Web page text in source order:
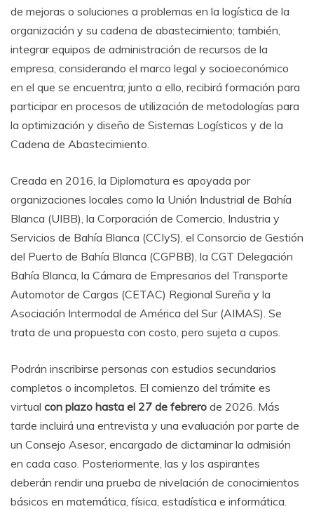
de mejoras o soluciones a problemas en la logística de la
organización y su cadena de abastecimiento; también,
integrar equipos de administración de recursos de la
empresa, considerando el marco legal y socioeconómico
en el que se encuentra; junto a ello, recibirá formación para
participar en procesos de utilización de metodologías para
la optimización y diseño de Sistemas Logísticos y de la
Cadena de Abastecimiento.
Creada en 2016, la Diplomatura es apoyada por
organizaciones locales como la Unión Industrial de Bahía
Blanca (UIBB), la Corporación de Comercio, Industria y
Servicios de Bahía Blanca (CCIyS), el Consorcio de Gestión
del Puerto de Bahía Blanca (CGPBB), la CGT Delegación
Bahía Blanca, la Cámara de Empresarios del Transporte
Automotor de Cargas (CETAC) Regional Sureña y la
Asociación Intermodal de América del Sur (AIMAS). Se
trata de una propuesta con costo, pero sujeta a cupos.
Podrán inscribirse personas con estudios secundarios
completos o incompletos. El comienzo del trámite es
virtual con plazo hasta el 27 de febrero de 2026. Más
tarde incluirá una entrevista y una evaluación por parte de
un Consejo Asesor, encargado de dictaminar la admisión
en cada caso. Posteriormente, las y los aspirantes
deberán rendir una prueba de nivelación de conocimientos
básicos en matemática, física, estadística e informática.